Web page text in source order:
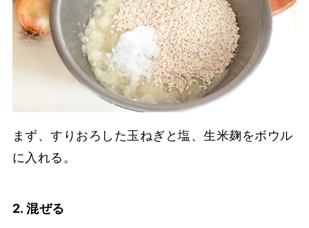
まず、すりおろした玉ねぎと塩、生米麹をボウル
に入れる。
2. 混ぜる